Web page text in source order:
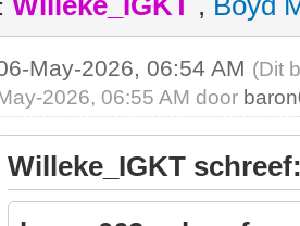
May-2026, 06:54 AM (Dit
2026, 06:55 AM door
Willeke_IGKT